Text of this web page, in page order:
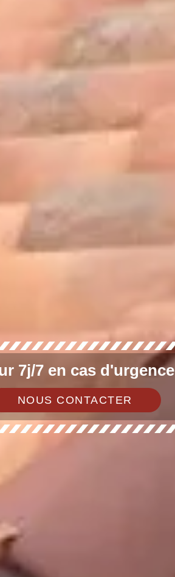
7j/7 en cas d'urgence
NOUS CONTACTER